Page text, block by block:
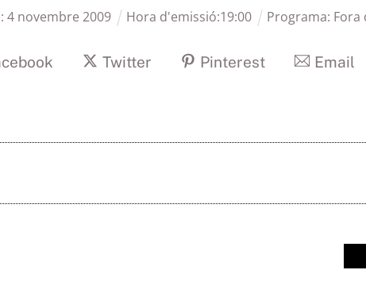
4 novembre 2009 Hora d'emissió:19:00 Programa: Fora
Twitter Pinterest Email